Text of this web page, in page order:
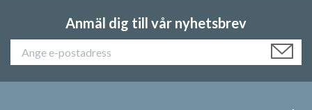
Anmäl dig till vår nyhetsbrev